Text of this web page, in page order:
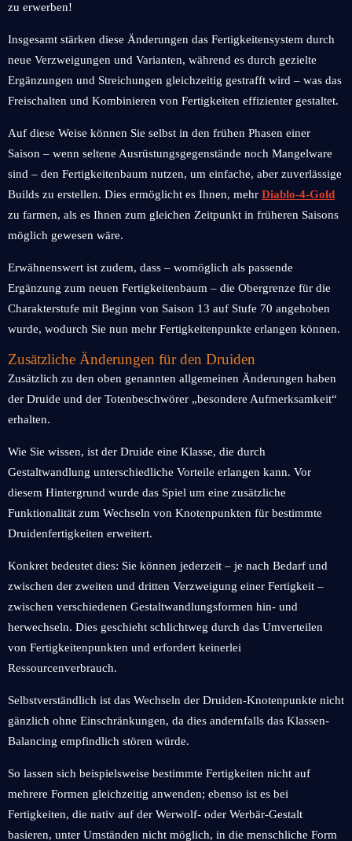
zu erwerben!
Insgesamt stärken diese Änderungen das Fertigkeitensystem durch
neue Verzweigungen und Varianten, während es durch gezielte
Ergänzungen und Streichungen gleichzeitig gestrafft wird – was das
Freischalten und Kombinieren von Fertigkeiten effizienter gestaltet.
Auf diese Weise können Sie selbst in den frühen Phasen einer
Saison – wenn seltene Ausrüstungsgegenstände noch Mangelware
sind – den Fertigkeitenbaum nutzen, um einfache, aber zuverlässige
Builds zu erstellen. Dies ermöglicht es Ihnen, mehr Diablo-4-Gold
zu farmen, als es Ihnen zum gleichen Zeitpunkt in früheren Saisons
möglich gewesen wäre.
Erwähnenswert ist zudem, dass – womöglich als passende
Ergänzung zum neuen Fertigkeitenbaum – die Obergrenze für die
Charakterstufe mit Beginn von Saison 13 auf Stufe 70 angehoben
wurde, wodurch Sie nun mehr Fertigkeitenpunkte erlangen können.
Zusätzliche Änderungen für den Druiden
Zusätzlich zu den oben genannten allgemeinen Änderungen haben
der Druide und der Totenbeschwörer „besondere Aufmerksamkeit“
erhalten.
Wie Sie wissen, ist der Druide eine Klasse, die durch
Gestaltwandlung unterschiedliche Vorteile erlangen kann. Vor
diesem Hintergrund wurde das Spiel um eine zusätzliche
Funktionalität zum Wechseln von Knotenpunkten für bestimmte
Druidenfertigkeiten erweitert.
Konkret bedeutet dies: Sie können jederzeit – je nach Bedarf und
zwischen der zweiten und dritten Verzweigung einer Fertigkeit –
zwischen verschiedenen Gestaltwandlungsformen hin- und
herwechseln. Dies geschieht schlichtweg durch das Umverteilen
von Fertigkeitenpunkten und erfordert keinerlei
Ressourcenverbrauch.
Selbstverständlich ist das Wechseln der Druiden-Knotenpunkte nicht
gänzlich ohne Einschränkungen, da dies andernfalls das Klassen-
Balancing empfindlich stören würde.
So lassen sich beispielsweise bestimmte Fertigkeiten nicht auf
mehrere Formen gleichzeitig anwenden; ebenso ist es bei
Fertigkeiten, die nativ auf der Werwolf- oder Werbär-Gestalt
basieren, unter Umständen nicht möglich, in die menschliche Form